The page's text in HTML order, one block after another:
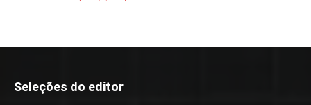
Seleções do editor